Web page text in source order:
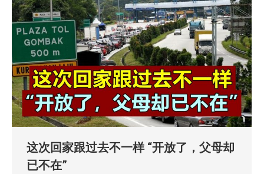
这次回家跟过去不一样 “开放了，父母却
已不在”